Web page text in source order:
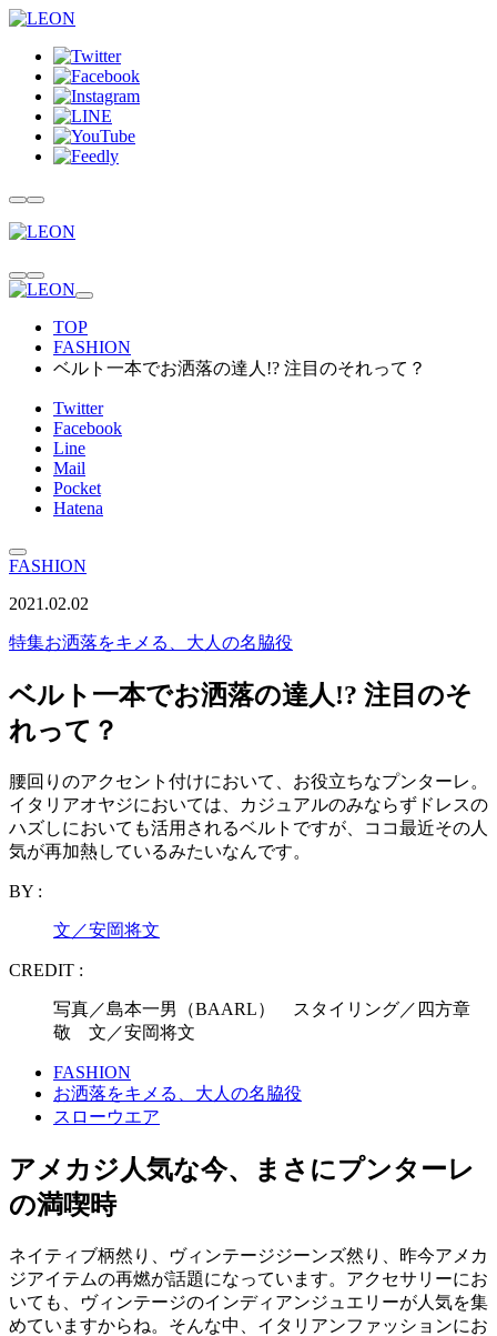
TOP
FASHION
ベルト一本でお洒落の達人!? 注目のそれって？
Twitter
Facebook
Line
Mail
Pocket
Hatena
FASHION
2021.02.02
特集お洒落をキメる、大人の名脇役
ベルト一本でお洒落の達人!? 注目のそ
れって？
腰回りのアクセント付けにおいて、お役立ちなプンターレ。
イタリアオヤジにおいては、カジュアルのみならずドレスの
ハズしにおいても活用されるベルトですが、ココ最近その人
気が再加熱しているみたいなんです。
BY :
文／安岡将文
CREDIT :
写真／島本一男（BAARL） スタイリング／四方章
敬 文／安岡将文
FASHION
お洒落をキメる、大人の名脇役
スローウエア
アメカジ人気な今、まさにプンターレ
の満喫時
ネイティブ柄然り、ヴィンテージジーンズ然り、昨今アメカ
ジアイテムの再燃が話題になっています。アクセサリーにお
いても、ヴィンテージのインディアンジュエリーが人気を集
めていますからね。そんな中、イタリアンファッションにお